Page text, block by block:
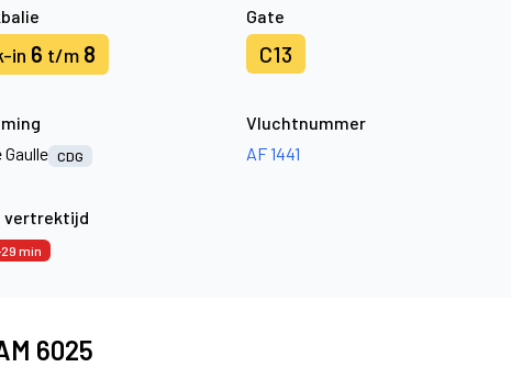
in 6 t/m 8
Gate
C13
CDG
Vluchtnummer
AF 1441
vertrektijd
min
6025